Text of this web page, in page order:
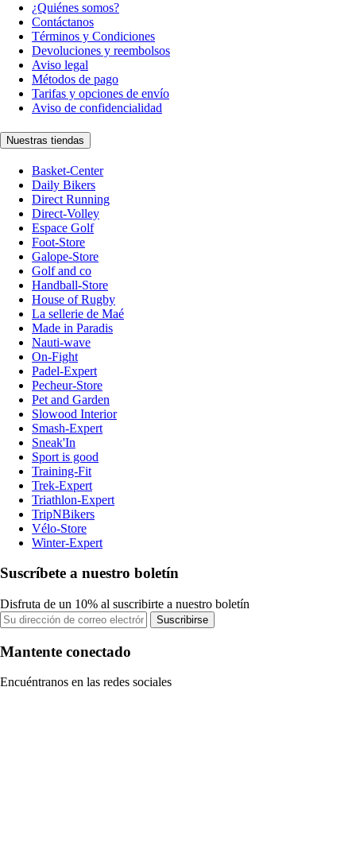
¿Quiénes somos?
Contáctanos
Términos y Condiciones
Devoluciones y reembolsos
Aviso legal
Métodos de pago
Tarifas y opciones de envío
Aviso de confidencialidad
Nuestras tiendas
Basket-Center
Daily Bikers
Direct Running
Direct-Volley
Espace Golf
Foot-Store
Galope-Store
Golf and co
Handball-Store
House of Rugby
La sellerie de Maé
Made in Paradis
Nauti-wave
On-Fight
Padel-Expert
Pecheur-Store
Pet and Garden
Slowood Interior
Smash-Expert
Sneak'In
Sport is good
Training-Fit
Trek-Expert
Triathlon-Expert
TripNBikers
Vélo-Store
Winter-Expert
Suscríbete a nuestro boletín
Disfruta de un 10% al suscribirte a nuestro boletín
Suscribirse
Mantente conectado
Encuéntranos en las redes sociales